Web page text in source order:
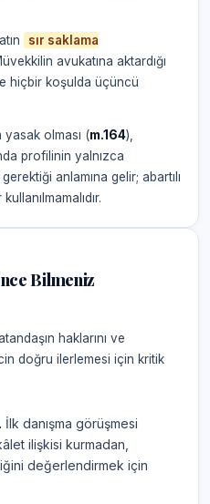
sır saklama
avukatına aktardığı
hiçbir koşulda üçüncü
yasak olması (m.164),
profilinin yalnızca
anlamına gelir; abartılı
Bilmeniz
haklarını ve
doğru ilerlemesi için kritik
İlk danışma görüşmesi
ilişkisi kurmadan,
değerlendirmek için